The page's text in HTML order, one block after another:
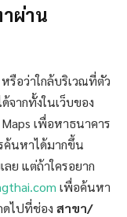
ผ่าน
รือว่าใกล้บริเวณที่ตัว
จากทั้งในเว็บของ
เพื่อหาธนาคาร
ค้นหาได้มากขึ้น
ลย แต่ถ้าใครอยาก
เพื่อค้นหา
ดไปที่ช่อง สาขา/